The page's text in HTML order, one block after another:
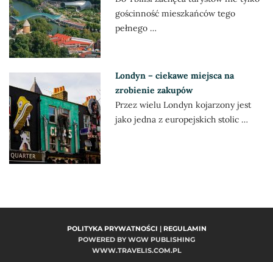
gościnność mieszkańców tego
pełnego …
Londyn – ciekawe miejsca na
zrobienie zakupów
Przez wielu Londyn kojarzony jest
jako jedna z europejskich stolic …
POLITYKA PRYWATNOŚCI | REGULAMIN
POWERED BY WGW PUBLISHING
WWW.TRAVELIS.COM.PL